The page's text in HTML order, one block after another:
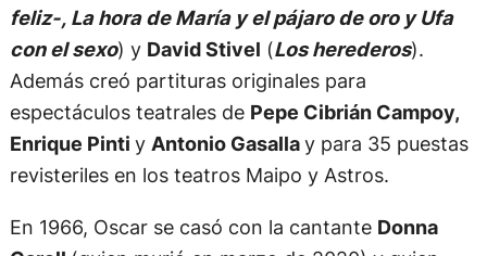
feliz-, La hora de María y el pájaro de oro y Ufa
con el sexo) y David Stivel (Los herederos).
Además creó partituras originales para
espectáculos teatrales de Pepe Cibrián Campoy,
Enrique Pinti y Antonio Gasallay para 35 puestas
revisteriles en los teatros Maipo y Astros.
En 1966, Oscar se casó con la cantante Donna